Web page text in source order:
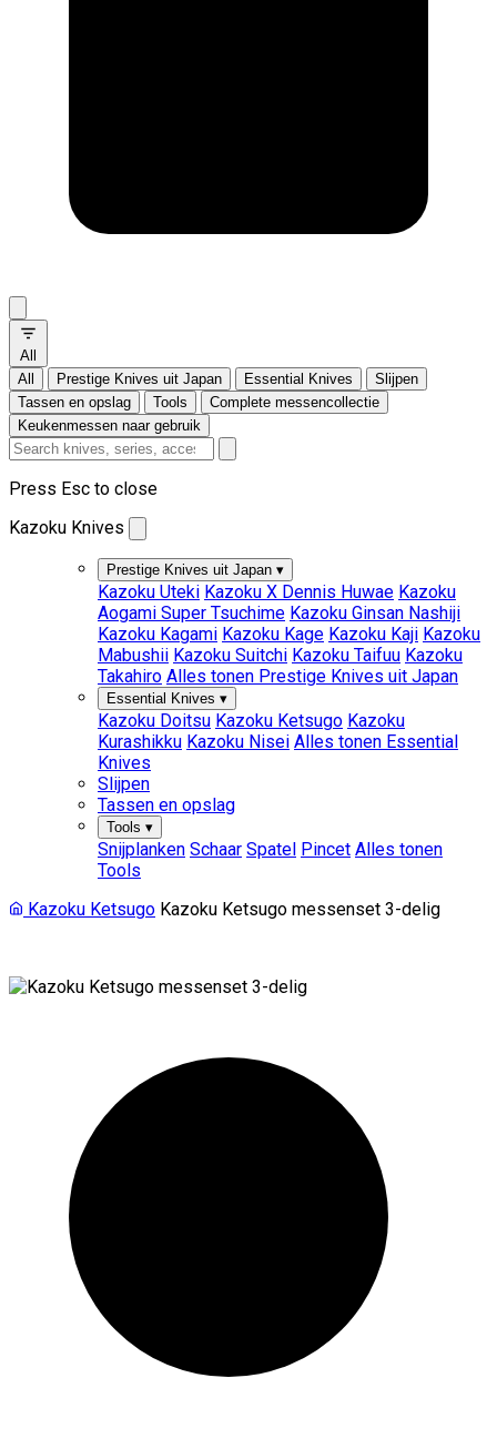
All
All
Prestige Knives uit Japan Essential Knives
Slijpen
Tassen en opslag
Tools
Complete messencollectie
Keukenmessen naar gebruik
Press Esc to close
Kazoku Knives
Prestige Knives uit Japan ▾
Kazoku Uteki Kazoku X Dennis Huwae Kazoku
Aogami Super Tsuchime Kazoku Ginsan Nashiji
Kazoku Kagami Kazoku Kage Kazoku Kaji Kazoku
Mabushii Kazoku Suitchi Kazoku Taifuu Kazoku
Takahiro Alles tonen Prestige Knives uit Japan
Essential Knives ▾
Kazoku Doitsu Kazoku Ketsugo Kazoku
Kurashikku Kazoku Nisei Alles tonen Essential
Knives
Slijpen
Tassen en opslag
Tools ▾
Snijplanken Schaar Spatel Pincet Alles tonen
Tools
Kazoku Ketsugo Kazoku Ketsugo messenset 3-delig